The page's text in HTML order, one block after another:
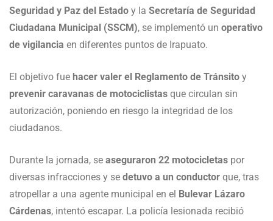
Seguridad y Paz del Estado y la Secretaría de Seguridad
Ciudadana Municipal (SSCM), se implementó un operativo
de vigilancia en diferentes puntos de Irapuato.
El objetivo fue hacer valer el Reglamento de Tránsito y
prevenir caravanas de motociclistas que circulan sin
autorización, poniendo en riesgo la integridad de los
ciudadanos.
Durante la jornada, se aseguraron 22 motocicletas por
diversas infracciones y se detuvo a un conductor que, tras
atropellar a una agente municipal en el Bulevar Lázaro
Cárdenas, intentó escapar. La policía lesionada recibió